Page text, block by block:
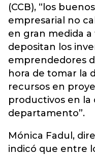
(CCB), “los
empresarial no
en gran medida
depositan los
emprendedores
hora de tomar la
recursos en
productivos en la
departamento”.
Mónica Fadul,
indicó que entre